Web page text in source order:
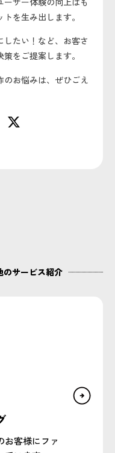
を生み出します。
たい！など、お客さ
をご提案します。
のお悩みは、ぜひごえ
Line
のサービス紹介
お客様にファ